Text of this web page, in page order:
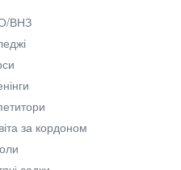
ВНЗ
за кордоном